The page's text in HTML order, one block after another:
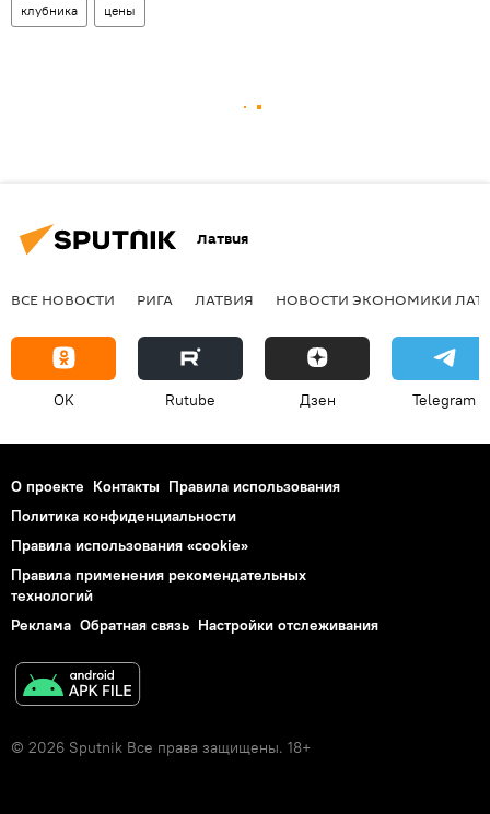
клубника цены
Латвия
ВСЕ НОВОСТИ РИГА ЛАТВИЯ НОВОСТИ ЭКОНОМИКИ
OK Rutube Дзен Telegram
О проекте Контакты Правила использования
Политика конфиденциальности
Правила использования «cookie»
Правила применения рекомендательных
технологий
Реклама Обратная связь Настройки отслеживания
© 2026 Sputnik Все права защищены. 18+